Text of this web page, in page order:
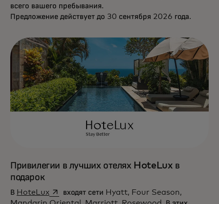
всего вашего пребывания.
Предложение действует до 30 сентября 2026 года.
Привилегии в лучших отелях HoteLux в
подарок
В HoteLuxopens in a new tab
входят сети Hyatt, Four Season,